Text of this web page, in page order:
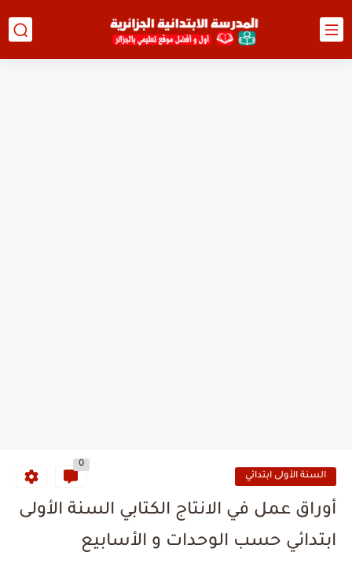
السنة الأولى ابتدائي
0
أوراق عمل في الانتاج الكتابي السنة الأولى
ابتدائي حسب الوحدات و الأسابيع